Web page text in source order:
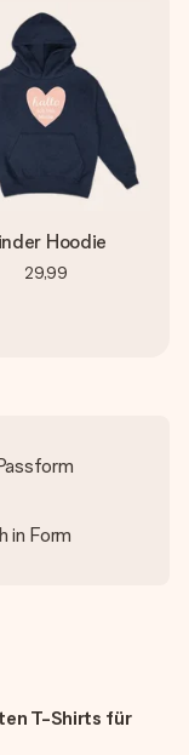
Hoodie
29,99
in Form
T-Shirts für